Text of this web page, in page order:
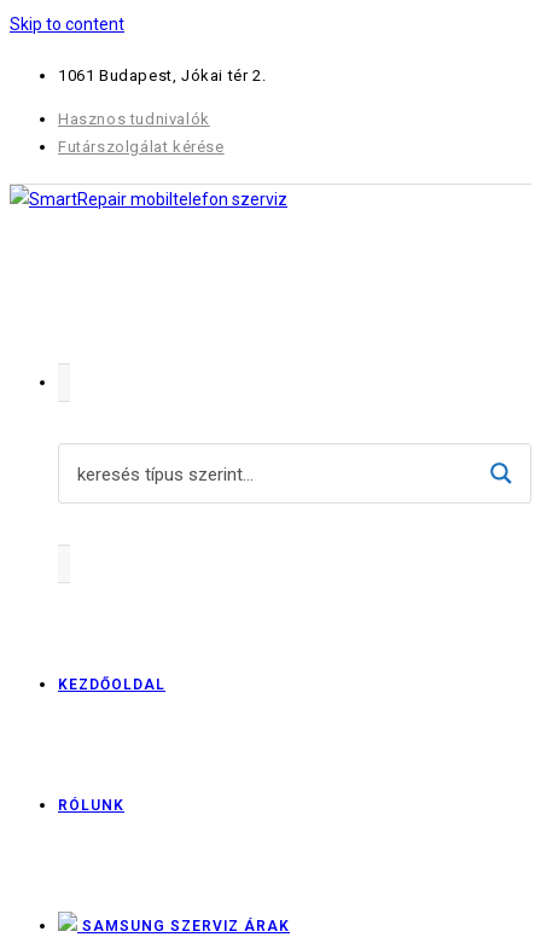
Skip to content
1061 Budapest, Jókai tér 2.
Hasznos tudnivalók
Futárszolgálat kérése
KEZDŐOLDAL
RÓLUNK
SAMSUNG SZERVIZ ÁRAK